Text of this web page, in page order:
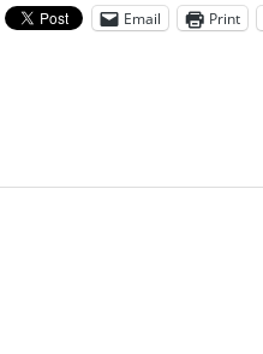
Email Print